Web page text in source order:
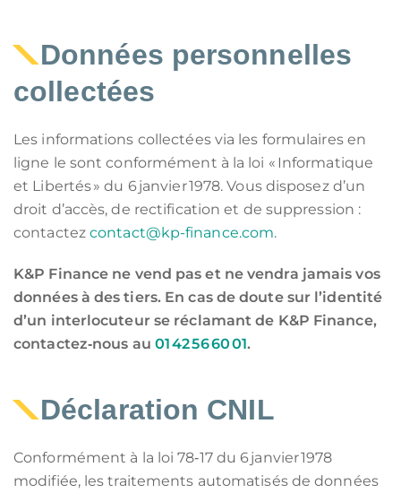
Données personnelles
collectées
Les informations collectées via les formulaires en
ligne le sont conformément à la loi « Informatique
et Libertés » du 6 janvier 1978. Vous disposez d’un
droit d’accès, de rectification et de suppression :
contactez contact@kp-finance.com.
K&P Finance ne vend pas et ne vendra jamais vos
données à des tiers. En cas de doute sur l’identité
d’un interlocuteur se réclamant de K&P Finance,
contactez‑nous au 01 42 56 60 01.
Déclaration CNIL
Conformément à la loi 78‑17 du 6 janvier 1978
modifiée, les traitements automatisés de données